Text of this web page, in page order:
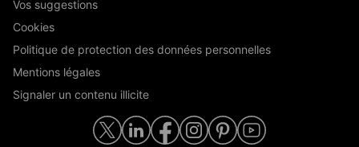
Vos suggestions
Cookies
Politique de protection des données personnelles
Mentions légales
Signaler un contenu illicite